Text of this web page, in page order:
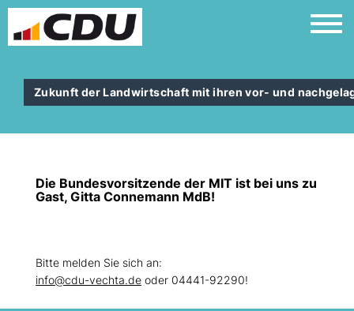
Zukunft der Landwirtschaft mit ihren vor- und
Die Bundesvorsitzende der MIT ist bei uns zu
Gast, Gitta Connemann MdB!
Bitte melden Sie sich an:
info@cdu-vechta.de oder 04441-92290!